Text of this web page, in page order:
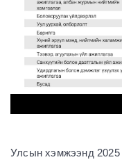
Улсын хэмжээнд 2025